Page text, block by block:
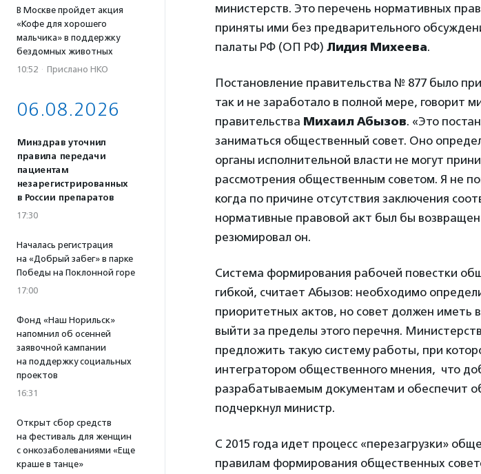
В Москве пройдет акция
«Кофе для хорошего
мальчика» в поддержку
бездомных животных
10:52 · Прислано НКО
06.08.2026
Минздрав уточнил
правила передачи
пациентам
незарегистрированных
в России препаратов
17:30
Началась регистрация
на «Добрый забег» в парке
Победы на Поклонной горе
17:00
Фонд «Наш Норильск»
напомнил об осенней
заявочной кампании
на поддержку социальных
проектов
16:31
Открыт сбор средств
на фестиваль для женщин
с онкозаболеваниями «Еще
краше в танце»
министерств. Это перечень нормативных
приняты ими без предварительного
палаты РФ (ОП РФ) Лидия Михеева.
Постановление правительства № 877 было
так и не заработало в полной мере, говорит
правительства Михаил Абызов. «Это
заниматься общественный совет. Оно
органы исполнительной власти не могут
рассмотрения общественным советом. Я не
когда по причине отсутствия заключения
нормативные правовой акт был бы
резюмировал он.
Система формирования рабочей повестки
гибкой, считает Абызов: необходимо
приоритетных актов, но совет должен иметь
выйти за пределы этого перечня.
предложить такую систему работы, при
интегратором общественного мнения, что
разрабатываемым документам и обеспечит
подчеркнул министр.
С 2015 года идет процесс «перезагрузки»
правилам формирования общественных